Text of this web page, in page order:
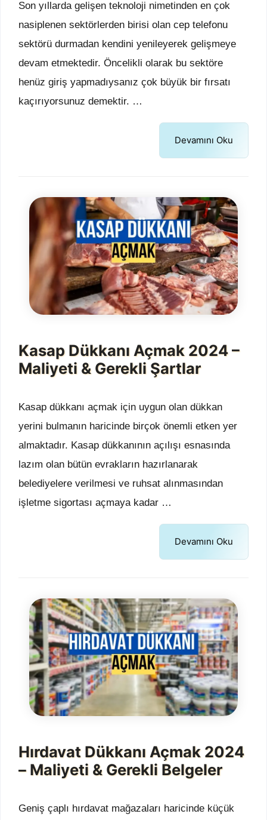
Son yıllarda gelişen teknoloji nimetinden en çok
nasiplenen sektörlerden birisi olan cep telefonu
sektörü durmadan kendini yenileyerek gelişmeye
devam etmektedir. Öncelikli olarak bu sektöre
henüz giriş yapmadıysanız çok büyük bir fırsatı
kaçırıyorsunuz demektir. …
Devamını Oku
Kasap Dükkanı Açmak 2024 –
Maliyeti & Gerekli Şartlar
Kasap dükkanı açmak için uygun olan dükkan
yerini bulmanın haricinde birçok önemli etken yer
almaktadır. Kasap dükkanının açılışı esnasında
lazım olan bütün evrakların hazırlanarak
belediyelere verilmesi ve ruhsat alınmasından
işletme sigortası açmaya kadar …
Devamını Oku
Hırdavat Dükkanı Açmak 2024
– Maliyeti & Gerekli Belgeler
Geniş çaplı hırdavat mağazaları haricinde küçük